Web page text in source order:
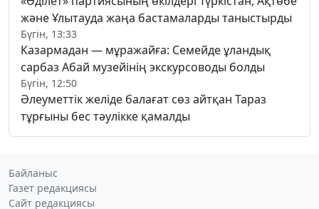
және Ұлытауда жаңа бастамаларды таныстырды
Бүгін, 13:33
Казармадан — мұражайға: Семейде ұландық
сарбаз Абай музейінің экскурсоводы болды
Бүгін, 12:50
Әлеуметтік желіде балағат сөз айтқан Тараз
тұрғыны бес тәулікке қамалды
Байланыс
Газет редакциясы
Сайт редакциясы